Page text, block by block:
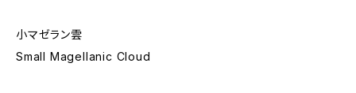
小マゼラン雲
Small Magellanic Cloud